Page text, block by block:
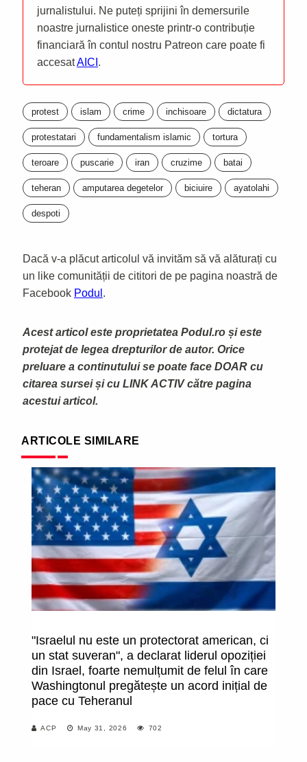
jurnalistului. Ne puteți sprijini în demersurile
noastre jurnalistice oneste printr-o contribuție
financiară în contul nostru Patreon care poate fi
accesatAICI .
protest islam crime inchisoare dictatura
protestatari fundamentalism islamic tortura
teroare puscarie iran cruzime batai
teheran amputarea degetelor biciuire ayatolahi
despoti
Dacă v-a plăcut articolul vă invităm să vă alăturați cu
un like comunității de cititori de pe pagina noastră de
Facebook Podul .
Acest articol este proprietatea Podul.ro și este
protejat de legea drepturilor de autor. Orice
preluare a continutului se poate face DOAR cu
citarea sursei și cu LINK ACTIV către pagina
acestui articol.
ARTICOLE SIMILARE
"Israelul nu este un protectorat american, ci
un stat suveran", a declarat liderul opoziției
din Israel, foarte nemulțumit de felul în care
Washingtonul pregătește un acord inițial de
pace cu Teheranul
ACP May 31, 2026 702